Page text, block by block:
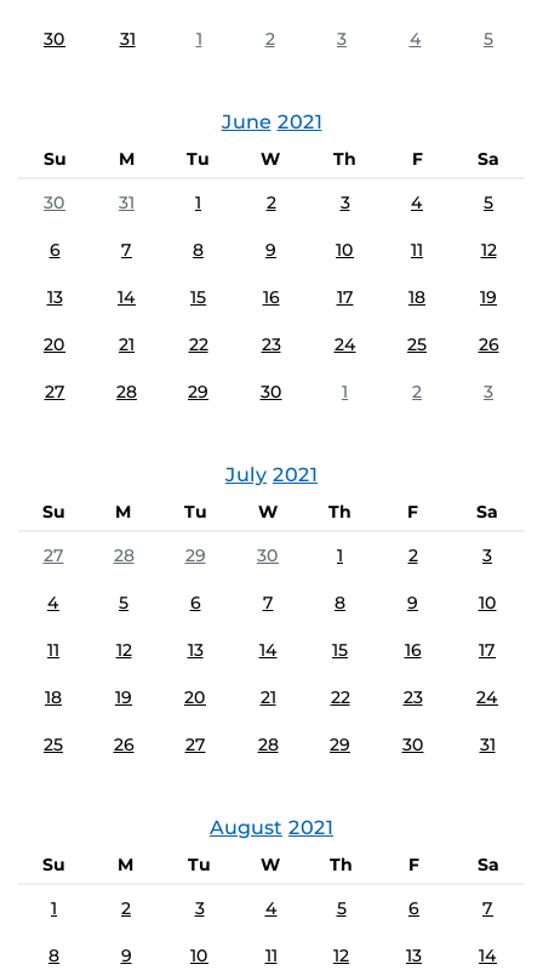
30 31 1 2 3 4 5
June 2021
Su M Tu W Th F
Sa
30
31 1 2 3 4 5
6 7 8 9 10 11 12
13 14 15 16 17 18 19
20 21 22 23 24 25 26
27 28 29 30 1 2 3
July 2021
Su M Tu W Th F
Sa
27
28 29 30 1 2 3
4 5 6 7 8 9 10
11 12 13 14 15 16 17
18 19 20 21 22 23 24
25 26 27 28 29 30 31
August 2021
Su M Tu W Th F
Sa
1
2 3 4 5 6 7
8 9 10 11 12 13 14